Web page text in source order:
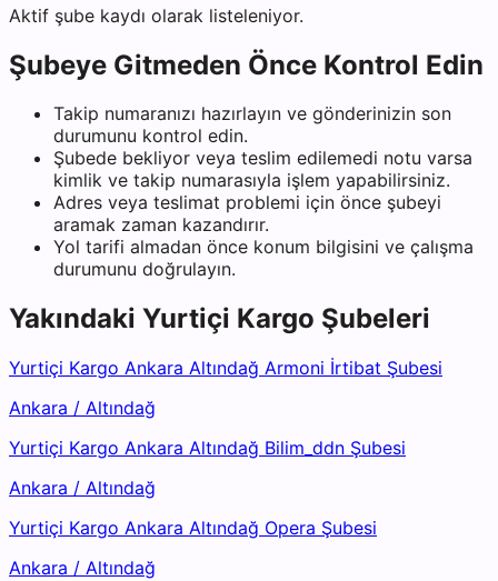
Aktif şube kaydı olarak listeleniyor.
Şubeye Gitmeden Önce Kontrol Edin
Takip numaranızı hazırlayın ve gönderinizin son
durumunu kontrol edin.
Şubede bekliyor veya teslim edilemedi notu varsa
kimlik ve takip numarasıyla işlem yapabilirsiniz.
Adres veya teslimat problemi için önce şubeyi
aramak zaman kazandırır.
Yol tarifi almadan önce konum bilgisini ve çalışma
durumunu doğrulayın.
Yakındaki Yurtiçi Kargo Şubeleri
Yurtiçi Kargo Ankara Altındağ Armoni İrtibat Şubesi
Ankara / Altındağ
Yurtiçi Kargo Ankara Altındağ Bilim_ddn Şubesi
Ankara / Altındağ
Yurtiçi Kargo Ankara Altındağ Opera Şubesi
Ankara / Altındağ